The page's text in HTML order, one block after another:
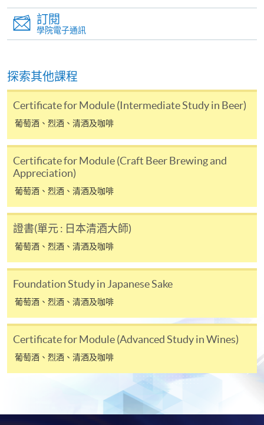
[下載報名表SF26
表格後，請連同報名費/學費以及所需證明文件親
往報名中心或以郵遞方式遞交。
報讀同一學歷頒授課程內其他單元
​學院為學歷頒授課程特設「註冊及學費通知」，適
用於一般學歷頒授課程。
課程負責人會為學員送上「註冊及學費通知」
(「通知」)，請填妥有關「通知」，並親往報名中
心或以郵遞方式，遞交「通知」及繳交所需費用。
何疑問，請詳閱個別課程資料，或聯絡有關課程負責
人或報名中心。
課程/科目報名注意事項:
選用網上報名服務必須在已接駁互聯網及支援
JavaScript程式瀏覽器的電腦上進行。建議選用
Google Chrome瀏覽器。
申請人不應閒置申請超過10分鐘。否則，申請人
訂閱
學院電子通訊
探索其他課程
Certificate for Module (Intermediate Study in Beer)
葡萄酒、烈酒、清酒及咖啡
Certificate for Module (Craft Beer Brewing and
Appreciation)
葡萄酒、烈酒、清酒及咖啡
證書(單元 : 日本清酒大師)
葡萄酒、烈酒、清酒及咖啡
Foundation Study in Japanese Sake
葡萄酒、烈酒、清酒及咖啡
Certificate for Module (Advanced Study in Wines)
葡萄酒、烈酒、清酒及咖啡